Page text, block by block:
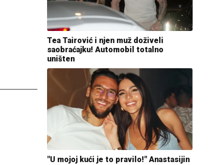
Tea Tairović i njen muž doživeli
saobraćajku! Automobil totalno
uništen
"U mojoj kući je to pravilo!" Anastasijin